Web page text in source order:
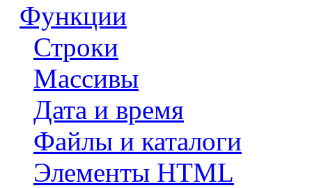
Функции
Строки
Массивы
Дата и время
Файлы и каталоги
Элементы HTML